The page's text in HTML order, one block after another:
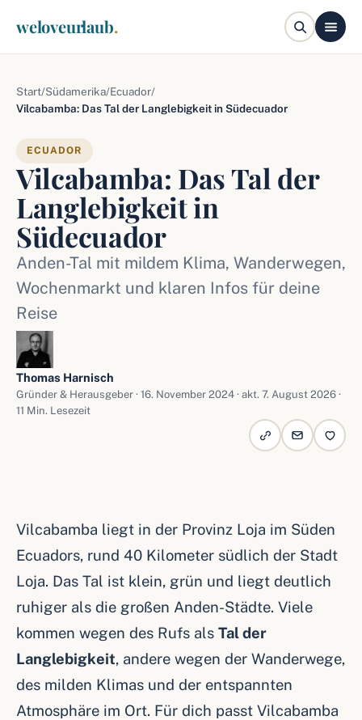
weloveurlaub.
Start/Südamerika/Ecuador/
Vilcabamba: Das Tal der Langlebigkeit in Südecuador
ECUADOR
Vilcabamba: Das Tal der
Langlebigkeit in
Südecuador
Anden-Tal mit mildem Klima, Wanderwegen,
Wochenmarkt und klaren Infos für deine
Reise
Thomas Harnisch
Gründer & Herausgeber · 16. November 2024 · akt. 7. August 2026 ·
11 Min. Lesezeit
Vilcabamba liegt in der Provinz Loja im Süden
Ecuadors, rund 40 Kilometer südlich der Stadt
Loja. Das Tal ist klein, grün und liegt deutlich
ruhiger als die großen Anden-Städte. Viele
kommen wegen des Rufs als Tal der
Langlebigkeit, andere wegen der Wanderwege,
des milden Klimas und der entspannten
Atmosphäre im Ort. Für dich passt Vilcabamba